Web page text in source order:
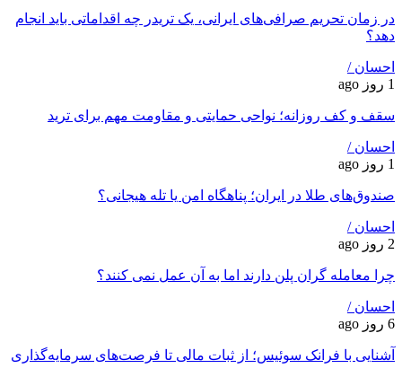
در زمان تحریم صرافی‌های ایرانی، یک تریدر چه اقداماتی باید انجام
دهد؟
احسان /
1 روز ago
سقف و کف روزانه؛ نواحی حمایتی و مقاومت مهم برای ترید
احسان /
1 روز ago
صندوق‌های طلا در ایران؛ پناهگاه امن یا تله هیجانی؟
احسان /
2 روز ago
چرا معامله ‌گران پلن دارند اما به آن عمل نمی ‌کنند؟
احسان /
6 روز ago
آشنایی با فرانک سوئیس؛ از ثبات مالی تا فرصت‌های سرمایه‌گذاری